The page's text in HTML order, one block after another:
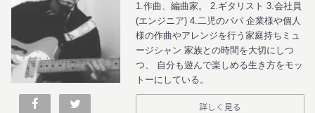
1.作曲、編曲家。 2.ギタリスト 3.会社員
(エンジニア) 4.二児のパパ 企業様や個人
様の作曲やアレンジを行う家庭持ちミュ
ージシャン 家族との時間を大切にしつ
つ、 自分も遊んで楽しめる生き方をモッ
トーにしている。
詳しく見る